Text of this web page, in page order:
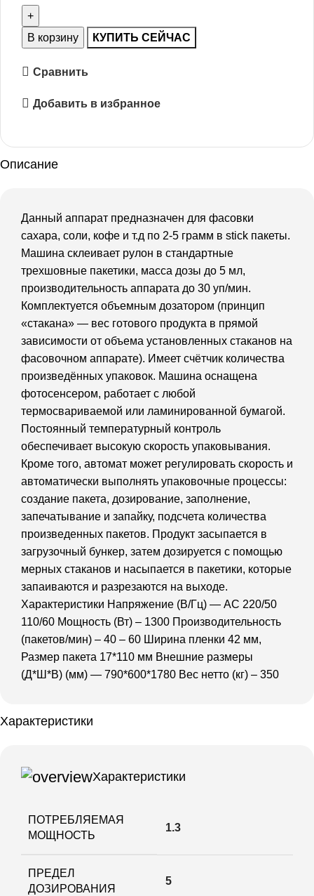
В корзину КУПИТЬ СЕЙЧАС
Сравнить
Добавить в избранное
Описание
Данный аппарат предназначен для фасовки
сахара, соли, кофе и т.д по 2-5 грамм в stick пакеты.
Машина склеивает рулон в стандартные
трехшовные пакетики, масса дозы до 5 мл,
производительность аппарата до 30 уп/мин.
Комплектуется объемным дозатором (принцип
«стакана» — вес готового продукта в прямой
зависимости от объема установленных стаканов на
фасовочном аппарате). Имеет счётчик количества
произведённых упаковок. Машина оснащена
фотосенсером, работает с любой
термосвариваемой или ламинированной бумагой.
Постоянный температурный контроль
обеспечивает высокую скорость упаковывания.
Кроме того, автомат может регулировать скорость и
автоматически выполнять упаковочные процессы:
создание пакета, дозирование, заполнение,
запечатывание и запайку, подсчета количества
произведенных пакетов. Продукт засыпается в
загрузочный бункер, затем дозируется с помощью
мерных стаканов и насыпается в пакетики, которые
запаиваются и разрезаются на выходе.
Характеристики Напряжение (В/Гц) — AC 220/50
110/60 Мощность (Вт) – 1300 Производительность
(пакетов/мин) – 40 – 60 Ширина пленки 42 мм,
Размер пакета 17*110 мм Внешние размеры
(Д*Ш*В) (мм) — 790*600*1780 Вес нетто (кг) – 350
Характеристики
Характеристики
ПОТРЕБЛЯЕМАЯ
МОЩНОСТЬ
1.3
ПРЕДЕЛ
ДОЗИРОВАНИЯ
5